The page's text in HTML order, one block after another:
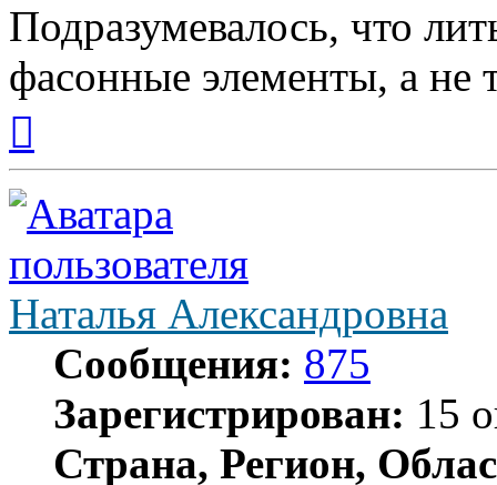
Подразумевалось, что
фасонные элементы, а не
началу
Наталья Александровна
Сообщения: 875
Зарегистрирован: 15
Страна, Регион,